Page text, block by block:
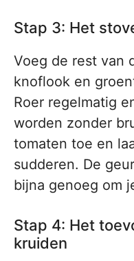
Stap 3: Het
Voeg de rest van
knoflook en
Roer regelmatig
worden zonder
tomaten toe en
sudderen. De
bijna genoeg om
Stap 4: Het
kruiden